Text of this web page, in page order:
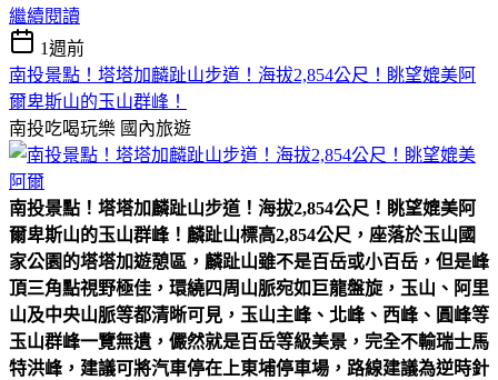
繼續閱讀
1週前
南投景點！塔塔加麟趾山步道！海拔2,854公尺！眺望媲美阿
爾卑斯山的玉山群峰！
南投吃喝玩樂 國內旅遊
南投景點！塔塔加麟趾山步道！海拔2,854公尺！眺望媲美阿
爾卑斯山的玉山群峰！ 麟趾山標高2,854公尺，座落於玉山國
家公園的塔塔加遊憩區，麟趾山雖不是百岳或小百岳，但是峰
頂三角點視野極佳，環繞四周山脈宛如巨龍盤旋，玉山、阿里
山及中央山脈等都清晰可見，玉山主峰、北峰、西峰、圓峰等
玉山群峰一覽無遺，儼然就是百岳等級美景，完全不輸瑞士馬
特洪峰，建議可將汽車停在上東埔停車場，路線建議為逆時針